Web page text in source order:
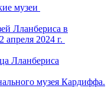
музеи
Лланбериса в
апреля 2024 г.
Лланбериса
музея Кардиффа.